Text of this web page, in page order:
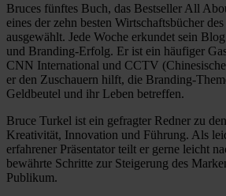
Bruces fünftes Buch, das Bestseller All
eines der zehn besten Wirtschaftsbücher
ausgewählt. Jede Woche erkundet sein
und Branding-Erfolg. Er ist ein häufiger
CNN International und CCTV
er den Zuschauern hilft, die Branding-
Geldbeutel und ihr Leben betreffen.
Bruce Turkel ist ein gefragter Redner zu
Kreativität, Innovation und Führung. Als
erfahrener Präsentator teilt er gerne leicht
bewährte Schritte zur Steigerung des
Publikum.